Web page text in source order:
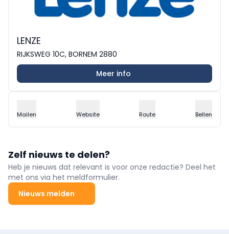
LENZE
RIJKSWEG 10C, BORNEM 2880
Meer info
Mailen Website Route Bellen
Zelf nieuws te delen?
Heb je nieuws dat relevant is voor onze redactie? Deel het
met ons via het meldformulier.
Nieuws melden